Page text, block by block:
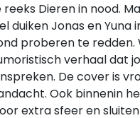
Dieren in nood.
duiken Jonas en Yuna
proberen te redden.
verhaal dat
De cover is
Ook binnenin
extra sfeer en